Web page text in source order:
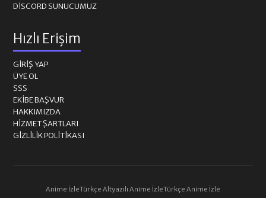
DISCORD SUNUCUMUZ
Hızlı Erişim
GIRIŞ YAP
ÜYE OL
SSS
EKIBE BAŞVUR
HAKKIMIZDA
HIZMET ŞARTLARI
GIZLILIK POLITIKASI
Anime İzleTürkçe Altyazılı Anime İzleTürkçe Anime İzle